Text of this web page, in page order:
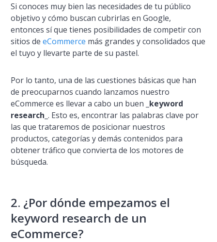
Si conoces muy bien las necesidades de tu público
objetivo y cómo buscan cubrirlas en Google,
entonces sí­ que tienes posibilidades de competir con
sitios deeCommerce más grandes y consolidados que
el tuyo y llevarte parte de su pastel.
Por lo tanto, una de las cuestiones básicas que han
de preocuparnos cuando lanzamos nuestro
eCommerce es llevar a cabo un buen _keyword
research_. Esto es, encontrar las palabras clave por
las que trataremos de posicionar nuestros
productos, categorí­as y demás contenidos para
obtener tráfico que convierta de los motores de
búsqueda.
2. ¿Por dónde empezamos el
keyword research de un
eCommerce?